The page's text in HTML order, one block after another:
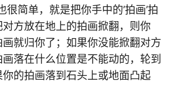
很简单，就是把你手中的’拍画’拍
方放在地上的拍画掀翻，则你
就归你了；如果你没能掀翻对方
落在什么位置是不能动的，轮到
的拍画落到石头上或地面凸起